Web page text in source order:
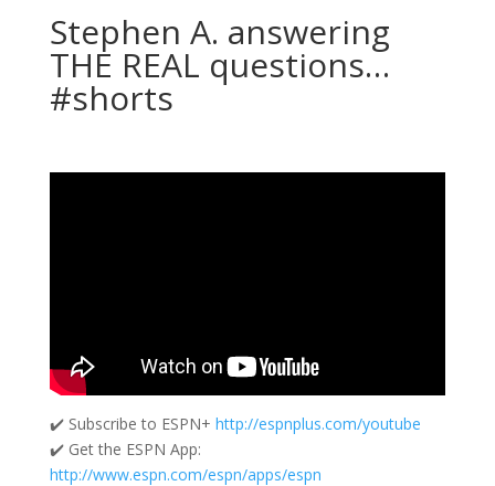
Stephen A. answering
THE REAL questions…
#shorts
✔️ Subscribe to ESPN+ http://espnplus.com/youtube
✔️ Get the ESPN App:
http://www.espn.com/espn/apps/espn